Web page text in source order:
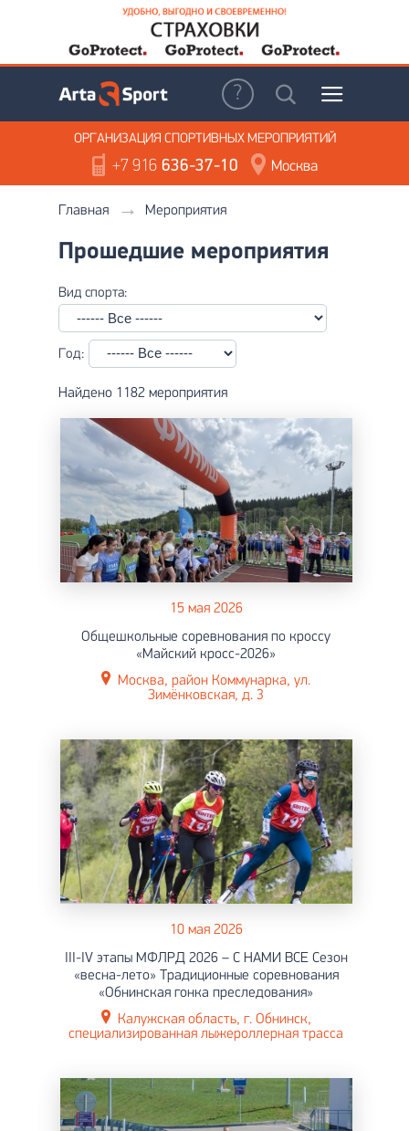
ОРГАНИЗАЦИЯ СПОРТИВНЫХ МЕРОПРИЯТИЙ
+7 916636-37-10 Москва
Главная Мероприятия
Прошедшие мероприятия
Вид спорта:
Год:
Найдено 1182 мероприятия
15 мая 2026
Общешкольные соревнования по кроссу
«Майский кросс-2026»
Москва, район Коммунарка, ул.
Зимёнковская, д. 3
10 мая 2026
III-IV этапы МФЛРД 2026 – С НАМИ ВСЕ Сезон
«весна-лето» Традиционные соревнования
«Обнинская гонка преследования»
Калужская область, г. Обнинск,
специализированная лыжероллерная трасса